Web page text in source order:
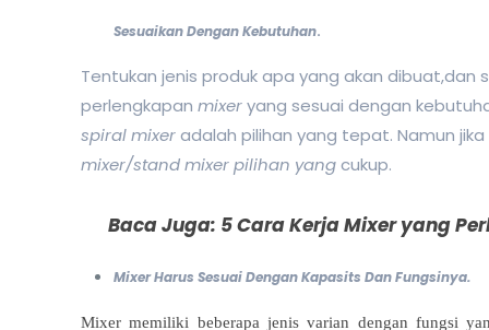
Sesuaikan Dengan Kebutuhan.
Tentukan jenis produk apa yang akan
perlengkapanmixeryang sesuai dengan
spiral mixeradalah pilihan yang tepat. Namun
mixer/stand mixer pilihan yangcukup.
Baca Juga: 5 Cara Kerja Mixer yang
Mixer Harus Sesuai Dengan Kapasits Dan Fungsinya.
Mixer memiliki beberapa jenis varian dengan fungsi